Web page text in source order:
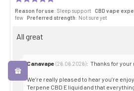
5.0
out
Reason for use: Sleep support CBD vape
few Preferred strength: Not sure yet
Review
All great
Reply
Canavape (26.06.2026): Thanks for your
We’re really pleased to hear you’re
Terpene CBD E liquid and that